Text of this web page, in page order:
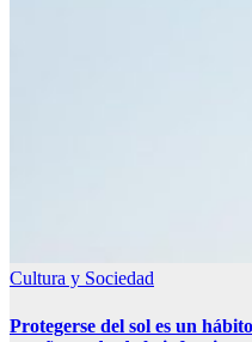
Cultura y Sociedad
Protegerse del sol es un